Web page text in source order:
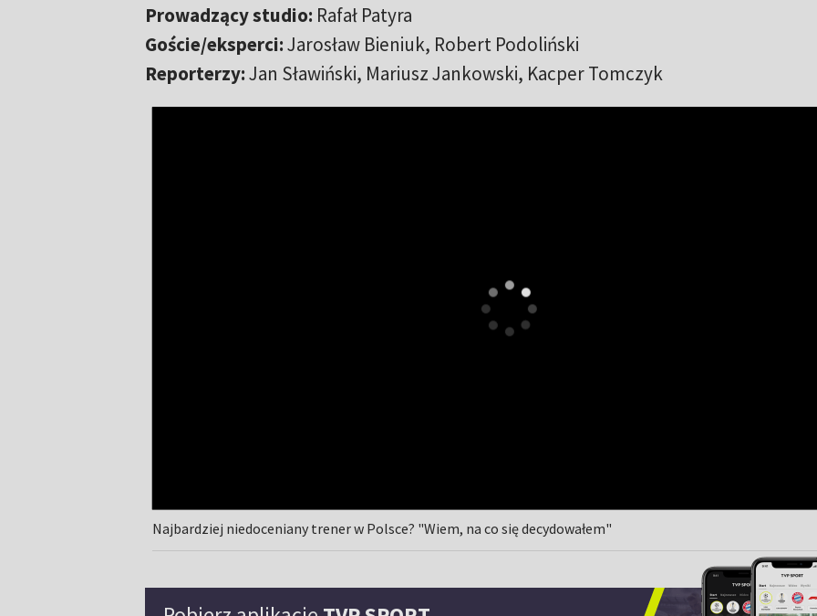
Prowadzący studio: Rafał Patyra
Goście/eksperci:Jarosław Bieniuk, Robert Podoliński
Reporterzy:Jan Sławiński, Mariusz Jankowski, Kacper Tomczyk
Najbardziej niedoceniany trener w Polsce? "Wiem, na co się decydowałem"